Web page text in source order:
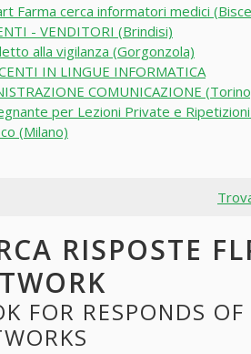
Farma cerca informatori medici
- VENDITORI (Brindisi)
alla vigilanza (Gorgonzola)
IN LINGUE INFORMATICA
COMUNICAZIONE
per Lezioni Private e
(Milano)
RISPOSTE
FOR RESPONDS